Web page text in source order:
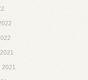
2021